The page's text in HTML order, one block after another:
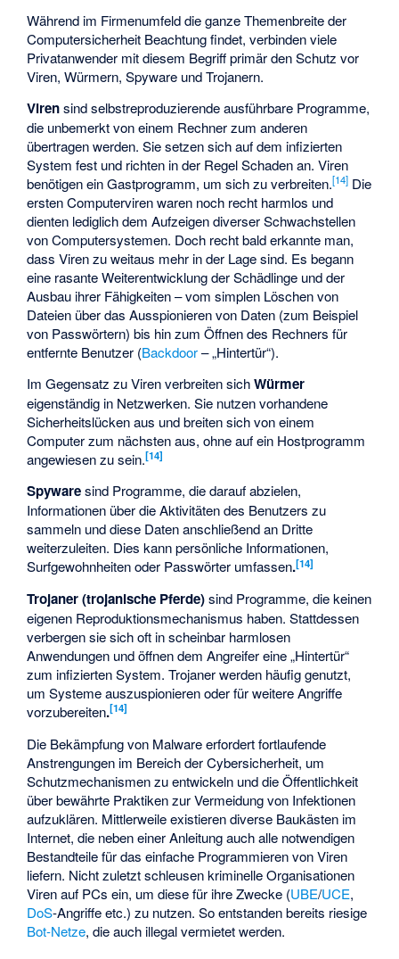
Während im Firmenumfeld die ganze Themenbreite der
Computersicherheit Beachtung findet, verbinden viele
Privatanwender mit diesem Begriff primär den Schutz vor
Viren, Würmern, Spyware und Trojanern.
Virensind selbstreproduzierende ausführbare Programme,
die unbemerkt von einem Rechner zum anderen
übertragen werden. Sie setzen sich auf dem infizierten
System fest und richten in der Regel Schaden an. Viren
benötigen ein Gastprogramm, um sich zu verbreiten.[14] Die
ersten Computerviren waren noch recht harmlos und
dienten lediglich dem Aufzeigen diverser Schwachstellen
von Computersystemen. Doch recht bald erkannte man,
dass Viren zu weitaus mehr in der Lage sind. Es begann
eine rasante Weiterentwicklung der Schädlinge und der
Ausbau ihrer Fähigkeiten – vom simplen Löschen von
Dateien über das Ausspionieren von Daten (zum Beispiel
von Passwörtern) bis hin zum Öffnen des Rechners für
entfernte Benutzer (Backdoor– „Hintertür“).
Im Gegensatz zu Viren verbreiten sichWürmer
eigenständig in Netzwerken. Sie nutzen vorhandene
Sicherheitslücken aus und breiten sich von einem
Computer zum nächsten aus, ohne auf ein Hostprogramm
angewiesen zu sein.[14]
Spywaresind Programme, die darauf abzielen,
Informationen über die Aktivitäten des Benutzers zu
sammeln und diese Daten anschließend an Dritte
weiterzuleiten. Dies kann persönliche Informationen,
Surfgewohnheiten oder Passwörter umfassen.[14]
Trojaner (trojanische Pferde)sind Programme, die keinen
eigenen Reproduktionsmechanismus haben. Stattdessen
verbergen sie sich oft in scheinbar harmlosen
Anwendungen und öffnen dem Angreifer eine „Hintertür“
zum infizierten System. Trojaner werden häufig genutzt,
um Systeme auszuspionieren oder für weitere Angriffe
vorzubereiten.[14]
Die Bekämpfung von Malware erfordert fortlaufende
Anstrengungen im Bereich der Cybersicherheit, um
Schutzmechanismen zu entwickeln und die Öffentlichkeit
über bewährte Praktiken zur Vermeidung von Infektionen
aufzuklären. Mittlerweile existieren diverse Baukästen im
Internet, die neben einer Anleitung auch alle notwendigen
Bestandteile für das einfache Programmieren von Viren
liefern. Nicht zuletzt schleusen kriminelle Organisationen
Viren auf PCs ein, um diese für ihre Zwecke (UBE/UCE,
DoS-Angriffe etc.) zu nutzen. So entstanden bereits riesige
Bot-Netze, die auch illegal vermietet werden.